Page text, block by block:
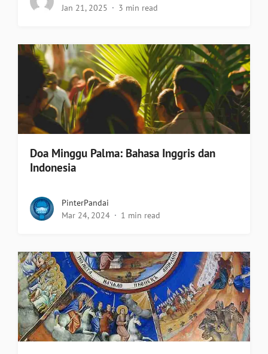
Jan 21, 2025
3 min read
Doa Minggu Palma: Bahasa Inggris dan
Indonesia
PinterPandai
Mar 24, 2024
1 min read